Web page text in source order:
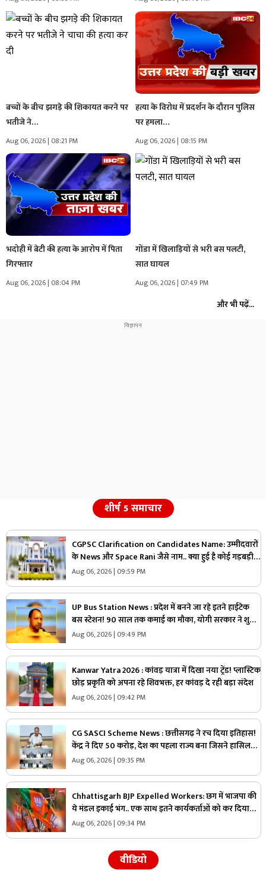
बच्चों के बीच झगड़े की शिकायत करने पर
भतीजे ने…
Aug 06, 2026 | 08:21 PM
हत्या के विरोध में प्रदर्शन के दौरान पुलिस
पर हमला…
Aug 06, 2026 | 08:15 PM
भदोही में बेटी की हत्या के आरोप में पिता
गिरफ्तार
Aug 06, 2026 | 08:04 PM
गोंडा में खिलाड़ियों से भरी बस पलटी,
सात घायल
Aug 06, 2026 | 07:49 PM
और भी पढ़ें...
शीर्ष 5 समाचार
CGPSC Clarification on Candidates Name: उम्मीदवारों
के News और Space Rani जैसे नाम.. क्या हुई है कोई गड़बड़ी
या नाम है वास्तविक?.. अब सामने आई CGPSC की सफाई, पढ़ें
Aug 06, 2026 | 09:59 PM
UP Bus Station News : प्रदेश में बनने जा रहे इतने हाईटेक
बस स्टेशन! 90 साल तक कमाई का मौका, योगी सरकार ने शुरू
की बड़ी योजना
Aug 06, 2026 | 09:49 PM
Kanwar Yatra 2026 : कांवड़ यात्रा में दिखा नया ट्रेंड! प्लास्टिक
छोड़ प्रकृति को अपना रहे शिवभक्त, हर कांवड़ दे रही बड़ा संदेश
Aug 06, 2026 | 09:42 PM
CG SASCI Scheme News : छत्तीसगढ़ ने रच दिया इतिहास!
केंद्र ने दिए 50 करोड़, देश का पहला राज्य बना जिसने हासिल
की ये बड़ी उपलब्धि
Aug 06, 2026 | 09:35 PM
Chhattisgarh BJP Expelled Workers: छग में भाजपा की
ये मंडल इकाई भंग.. एक साथ इतने कार्यकर्ताओं को कर दिया
निष्कासित, अब होगा नए कार्यकारिणी का गठन
Aug 06, 2026 | 09:34 PM
वीडियो